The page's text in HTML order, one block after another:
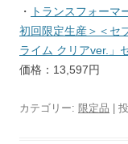
・
トランスフォーマ
初回限定生産＞＜セ
ライム クリアver.」
価格：13,597円
カテゴリー: 限定品 |